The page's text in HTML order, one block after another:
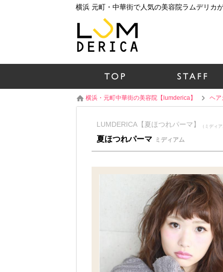
横浜・元町中華街の美容院【lumderica】 ヘア
LUMDERICA【夏ほつれパーマ】 （ミディ
夏ほつれパーマ ミディアム